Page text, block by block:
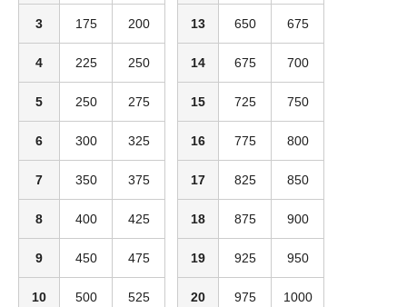
3 175 200
4 225 250
5 250 275
6 300 325
7 350 375
8 400 425
9 450 475
10 500 525
13 650 675
14 675 700
15 725 750
16 775 800
17 825 850
18 875 900
19 925 950
20 975 1000